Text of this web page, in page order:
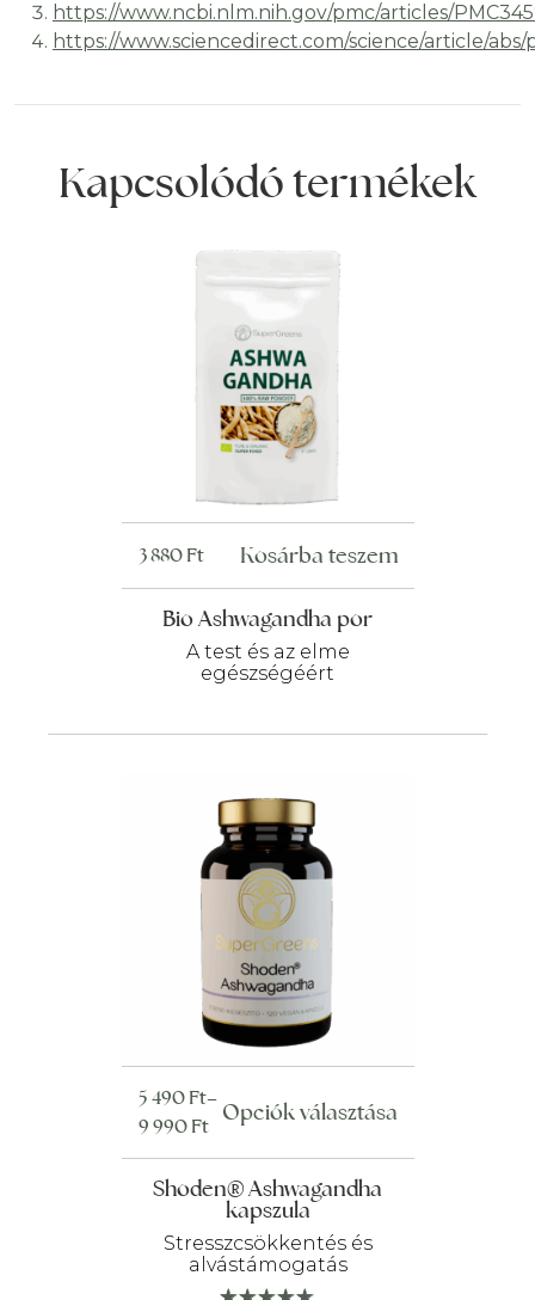
https://www.ncbi.nlm.nih.gov/pmc/articles/
https://www.sciencedirect.com/science/article/abs/
Kapcsolódó termékek
Bio Ashwagandha por
A test és az elme
egészségéért
3 880Ft Kosárba teszem
Shoden® Ashwagandha
kapszula
Stresszcsökkentés és
alvástámogatás
5 490Ft–
9 990Ft
Ártartomány:
5
490 Ft
990 Ft
Opciók választásaEnnek
terméknek